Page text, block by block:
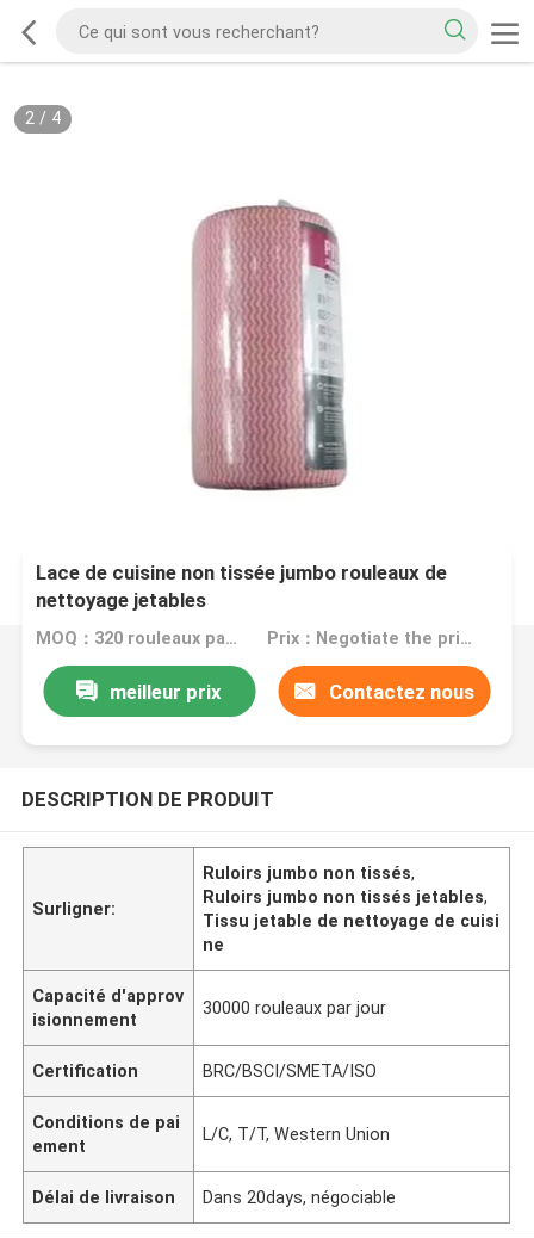
2/ 4
Lace de cuisine non tissée jumbo rouleaux de
nettoyage jetables
MOQ：320 rouleaux par couleur Prix：Negotiate the price in detail according to the product
meilleur prix Contactez nous
DESCRIPTION DE PRODUIT
Surligner:
Ruloirs jumbo non tissés,
Ruloirs jumbo non tissés jetables,
Tissu jetable de nettoyage de cuisi
ne
Capacité d'approv
isionnement
30000 rouleaux par jour
Certification BRC/BSCI/SMETA/ISO
Conditions de pai
ement
L/C, T/T, Western Union
Délai de livraison Dans 20days, négociable